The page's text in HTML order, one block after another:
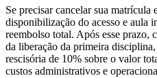
Se precisar cancelar sua matrícula
disponibilização do acesso e aula
reembolso total. Após esse prazo,
da liberação da primeira
rescisória de 10% sobre o valor
custos administrativos e